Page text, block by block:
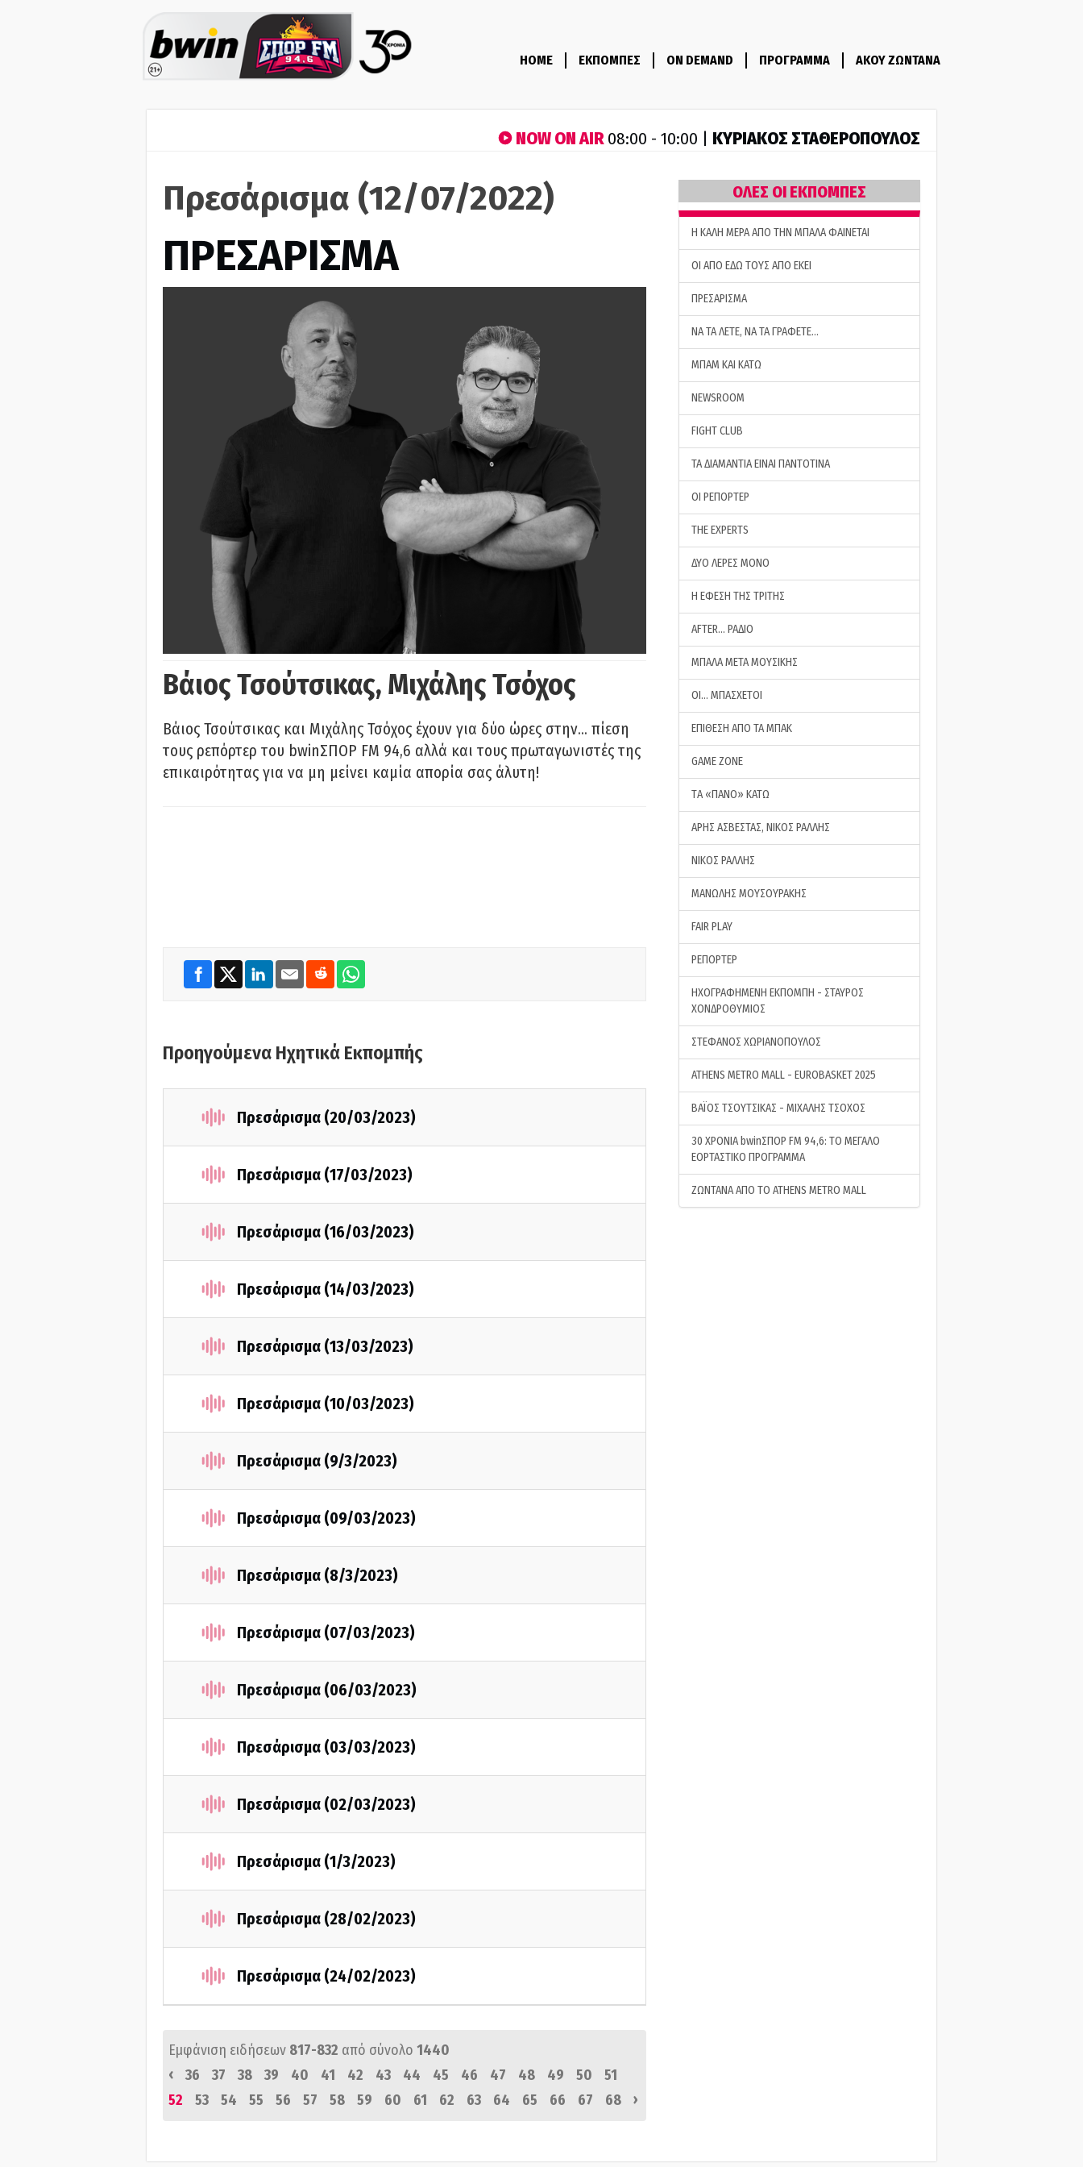
HOME ΕΚΠΟΜΠΕΣ ON DEMAND ΠΡΟΓΡΑΜΜΑ ΑΚΟΥ ΖΩΝΤΑΝΑ
NOW ON AIR08:00 - 10:00 | ΚΥΡΙΑΚΟΣ ΣΤΑΘΕΡΟΠΟΥΛΟΣ
Πρεσάρισμα (12/07/2022)
ΠΡΕΣΑΡΙΣΜΑ
Βάιος Τσούτσικας, Μιχάλης Τσόχος
Βάιος Τσούτσικας και Μιχάλης Τσόχος έχουν για δύο ώρες στην… πίεση
τους ρεπόρτερ του bwinΣΠΟΡ FM 94,6 αλλά και τους πρωταγωνιστές της
επικαιρότητας για να μη μείνει καμία απορία σας άλυτη!
Προηγούμενα Ηχητικά Εκπομπής
Πρεσάρισμα (20/03/2023)
Πρεσάρισμα (17/03/2023)
Πρεσάρισμα (16/03/2023)
Πρεσάρισμα (14/03/2023)
Πρεσάρισμα (13/03/2023)
Πρεσάρισμα (10/03/2023)
Πρεσάρισμα (9/3/2023)
Πρεσάρισμα (09/03/2023)
Πρεσάρισμα (8/3/2023)
Πρεσάρισμα (07/03/2023)
Πρεσάρισμα (06/03/2023)
Πρεσάρισμα (03/03/2023)
Πρεσάρισμα (02/03/2023)
Πρεσάρισμα (1/3/2023)
Πρεσάρισμα (28/02/2023)
Πρεσάρισμα (24/02/2023)
Εμφάνιση ειδήσεων 817-832 από σύνολο 1440
‹
36 37 38 39 40 41 42 43 44 45 46 47 48 49 50
51
52
53 54 55 56 57 58 59 60 61 62 63 64 65 66 67 68 ›
ΟΛΕΣ ΟΙ ΕΚΠΟΜΠΕΣ
H ΚΑΛΗ ΜΕΡΑ ΑΠΟ ΤΗΝ ΜΠΑΛΑ ΦΑΙΝΕΤΑΙ
ΟΙ ΑΠΟ ΕΔΩ ΤΟΥΣ ΑΠΟ ΕΚΕΙ
ΠΡΕΣΑΡΙΣΜΑ
ΝΑ ΤΑ ΛΕΤΕ, ΝΑ ΤΑ ΓΡΑΦΕΤΕ…
ΜΠΑΜ ΚΑΙ ΚΑΤΩ
NEWSROOM
FIGHT CLUB
ΤΑ ΔΙΑΜΑΝΤΙΑ ΕΙΝΑΙ ΠΑΝΤΟΤΙΝΑ
ΟΙ ΡΕΠΟΡΤΕΡ
THE EXPERTS
ΔΥΟ ΛΕΡΕΣ ΜΟΝΟ
Η ΕΦΕΣΗ ΤΗΣ ΤΡΙΤΗΣ
AFTER… ΡΑΔΙΟ
ΜΠΑΛΑ ΜΕΤΑ ΜΟΥΣΙΚΗΣ
ΟΙ… ΜΠΑΣΧΕΤΟΙ
ΕΠΙΘΕΣΗ ΑΠΟ ΤΑ ΜΠΑΚ
GAME ZONE
ΤA «ΠΑΝΟ» ΚΑΤΩ
ΑΡΗΣ ΑΣΒΕΣΤΑΣ, ΝΙΚΟΣ ΡΑΛΛΗΣ
ΝΙΚΟΣ ΡΑΛΛΗΣ
ΜΑΝΩΛΗΣ ΜΟΥΣΟΥΡΑΚΗΣ
FAIR PLAY
ΡΕΠΟΡΤΕΡ
ΗΧΟΓΡΑΦΗΜΕΝΗ ΕΚΠΟΜΠΗ - ΣΤΑΥΡΟΣ
ΧΟΝΔΡΟΘΥΜΙΟΣ
ΣΤΕΦΑΝΟΣ ΧΩΡΙΑΝΟΠΟΥΛΟΣ
ATHENS METRO MALL - EUROBASKET 2025
ΒΑΪΟΣ ΤΣΟΥΤΣΙΚΑΣ - ΜΙΧΑΛΗΣ ΤΣΟΧΟΣ
30 ΧΡΟΝΙΑ bwinΣΠΟΡ FM 94,6: ΤΟ ΜΕΓΑΛΟ
ΕΟΡΤΑΣΤΙΚΟ ΠΡΟΓΡΑΜΜΑ
ΖΩΝΤΑΝΑ ΑΠΟ ΤΟ ATHENS METRO MALL